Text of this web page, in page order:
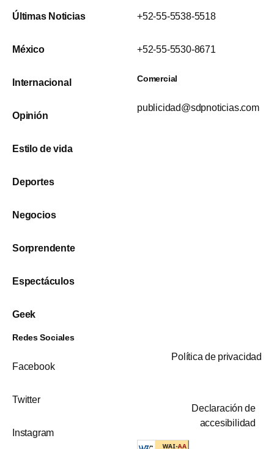
Últimas Noticias
México
Internacional
Opinión
Estilo de vida
Deportes
Negocios
Sorprendente
Espectáculos
Geek
+52-55-5538-5518
+52-55-5530-8671
Comercial
publicidad@sdpnoticias.com
Redes Sociales
Facebook
Twitter
Instagram
Política de privacidad
Declaración de
accesibilidad